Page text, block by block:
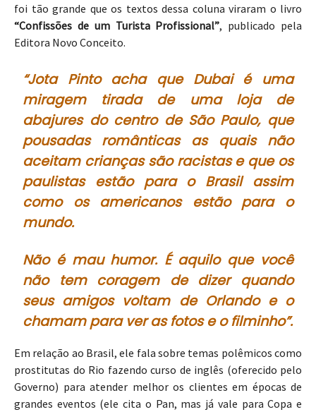
foi tão grande que os textos dessa coluna viraram o livro
“Confissões de um Turista Profissional”, publicado pela
Editora Novo Conceito.
“Jota Pinto acha que Dubai é uma
miragem tirada de uma loja de
abajures do centro de São Paulo, que
pousadas românticas as quais não
aceitam crianças são racistas e que os
paulistas estão para o Brasil assim
como os americanos estão para o
mundo.
Não é mau humor. É aquilo que você
não tem coragem de dizer quando
seus amigos voltam de Orlando e o
chamam para ver as fotos e o filminho”.
Em relação ao Brasil, ele fala sobre temas polêmicos como
prostitutas do Rio fazendo curso de inglês (oferecido pelo
Governo) para atender melhor os clientes em épocas de
grandes eventos (ele cita o Pan, mas já vale para Copa e